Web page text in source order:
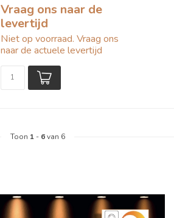
Vraag ons naar de
levertijd
Niet op voorraad. Vraag ons
naar de actuele levertijd
Toon 1 - 6van 6